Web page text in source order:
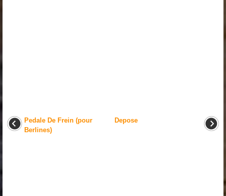
Pedale De Frein (pour
Berlines)
Depose